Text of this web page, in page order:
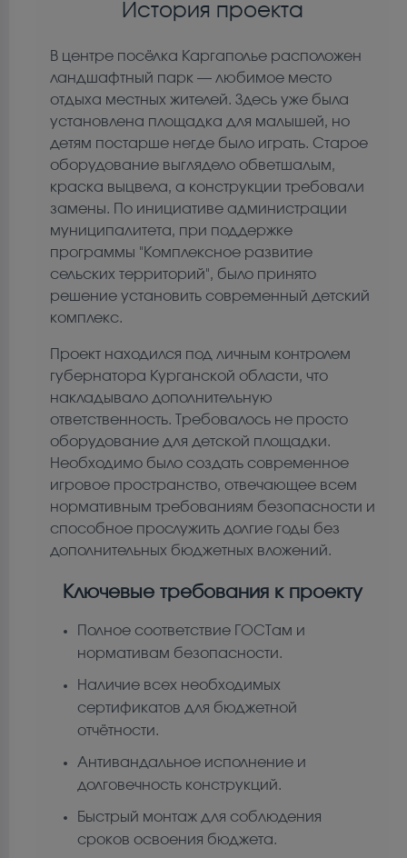
История проекта
В центре посёлка Каргаполье расположен
ландшафтный парк — любимое место
отдыха местных жителей. Здесь уже была
установлена площадка для малышей, но
детям постарше негде было играть. Старое
оборудование выглядело обветшалым,
краска выцвела, а конструкции требовали
замены. По инициативе администрации
муниципалитета, при поддержке
программы "Комплексное развитие
сельских территорий", было принято
решение установить современный детский
комплекс.
Проект находился под личным контролем
губернатора Курганской области, что
накладывало дополнительную
ответственность. Требовалось не просто
оборудование для детской площадки.
Необходимо было создать современное
игровое пространство, отвечающее всем
нормативным требованиям безопасности и
способное прослужить долгие годы без
дополнительных бюджетных вложений.
Ключевые требования к проекту
Полное соответствие ГОСТам и
нормативам безопасности.
Наличие всех необходимых
сертификатов для бюджетной
отчётности.
Антивандальное исполнение и
долговечность конструкций.
Быстрый монтаж для соблюдения
сроков освоения бюджета.